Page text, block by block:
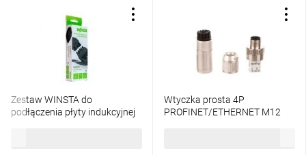
Zestaw WINSTA do
podłączenia płyty indukcyjnej
Wtyczka prosta 4P
PROFINET/ETHERNET M12